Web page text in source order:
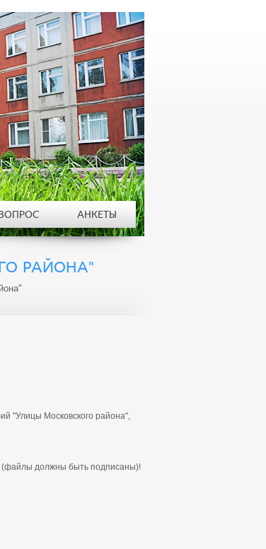
РАЙОНА"
"Улицы Московского района",
должны быть подписаны)!
АНКЕТЫ